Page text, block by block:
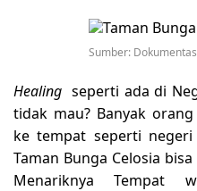
Sumber:
Healing seperti ada di
tidak mau? Banyak
ke tempat seperti
Taman Bunga Celosia
Menariknya Tempat